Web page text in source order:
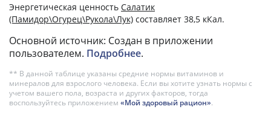
Энергетическая ценность Салатик
(Памидор\Огурец\Рукола\Лук) составляет 38,5 кКал.
Основной источник: Создан в приложении
пользователем. Подробнее.
** В данной таблице указаны средние нормы витаминов и
минералов для взрослого человека. Если вы хотите узнать нормы с
учетом вашего пола, возраста и других факторов, тогда
воспользуйтесь приложением «Мой здоровый рацион».